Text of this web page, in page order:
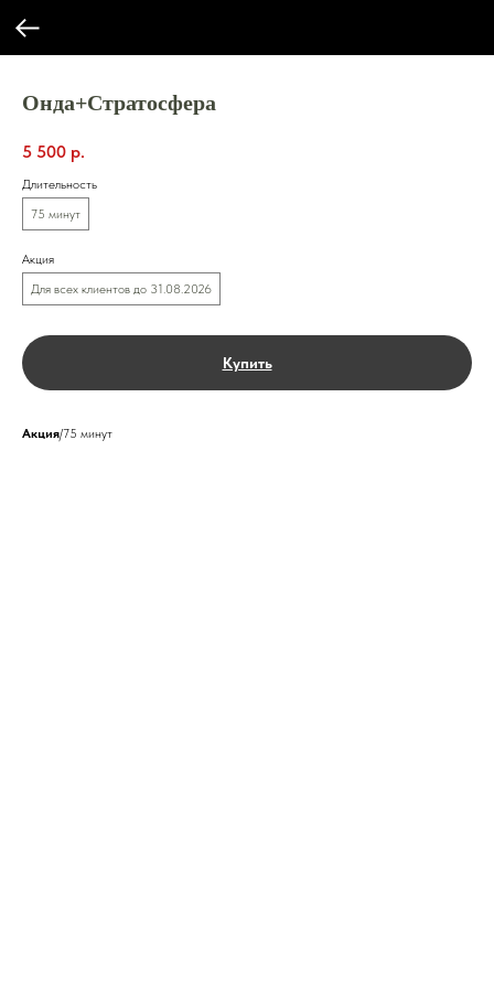
Онда+Стратосфера
5 500 р.
Длительность
75 минут
Акция
Для всех клиентов до 31.08.2026
Купить
Акция/75 минут